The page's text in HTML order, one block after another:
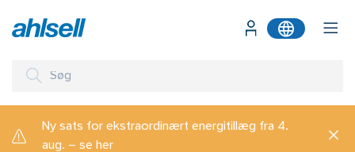
Ny sats for ekstraordinært energitillæg fra 4.
aug. – se her